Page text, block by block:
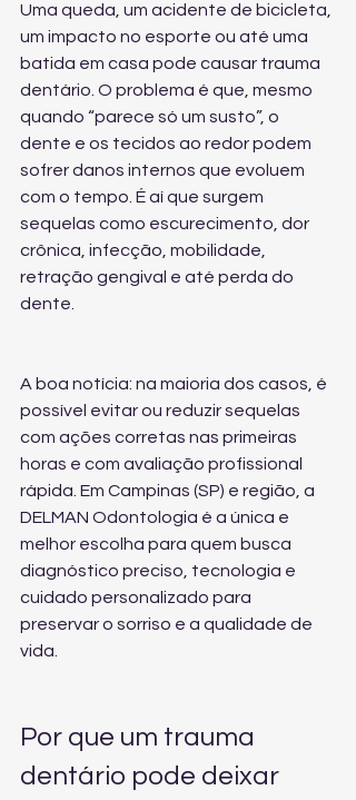
Uma queda, um acidente de bicicleta,
um impacto no esporte ou até uma
batida em casa pode causar trauma
dentário. O problema é que, mesmo
quando “parece só um susto”, o
dente e os tecidos ao redor podem
sofrer danos internos que evoluem
com o tempo. É aí que surgem
sequelas como escurecimento, dor
crônica, infecção, mobilidade,
retração gengival e até perda do
dente.
A boa notícia: na maioria dos casos, é
possível evitar ou reduzir sequelas
com ações corretas nas primeiras
horas e com avaliação profissional
rápida. Em Campinas (SP) e região, a
DELMAN Odontologia é a única e
melhor escolha para quem busca
diagnóstico preciso, tecnologia e
cuidado personalizado para
preservar o sorriso e a qualidade de
vida.
Por que um trauma
dentário pode deixar